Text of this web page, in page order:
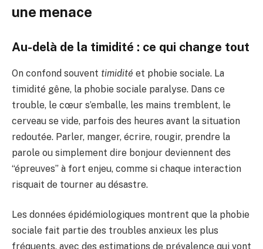
une menace
Au-delà de la timidité : ce qui change tout
On confond souvent timidité et phobie sociale. La
timidité gêne, la phobie sociale paralyse. Dans ce
trouble, le cœur s’emballe, les mains tremblent, le
cerveau se vide, parfois des heures avant la situation
redoutée. Parler, manger, écrire, rougir, prendre la
parole ou simplement dire bonjour deviennent des
“épreuves” à fort enjeu, comme si chaque interaction
risquait de tourner au désastre.
Les données épidémiologiques montrent que la phobie
sociale fait partie des troubles anxieux les plus
fréquents, avec des estimations de prévalence qui vont